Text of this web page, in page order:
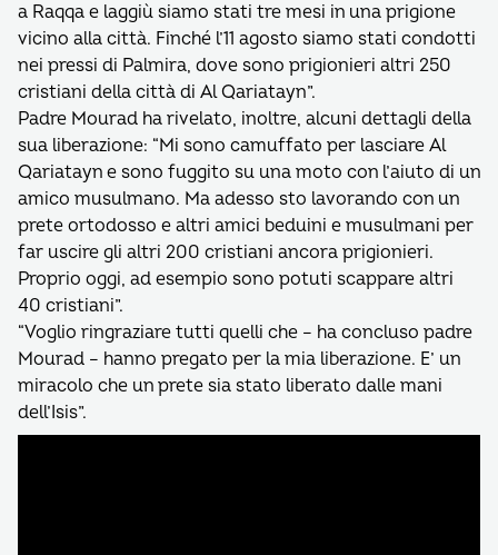
a Raqqa e laggiù siamo stati tre mesi in una prigione
vicino alla città. Finché l’11 agosto siamo stati condotti
nei pressi di Palmira, dove sono prigionieri altri 250
cristiani della città di Al Qariatayn”.
Padre Mourad ha rivelato, inoltre, alcuni dettagli della
sua liberazione: “Mi sono camuffato per lasciare Al
Qariatayn e sono fuggito su una moto con l’aiuto di un
amico musulmano. Ma adesso sto lavorando con un
prete ortodosso e altri amici beduini e musulmani per
far uscire gli altri 200 cristiani ancora prigionieri.
Proprio oggi, ad esempio sono potuti scappare altri
40 cristiani”.
“Voglio ringraziare tutti quelli che – ha concluso padre
Mourad – hanno pregato per la mia liberazione. E’ un
miracolo che un prete sia stato liberato dalle mani
dell’Isis”.